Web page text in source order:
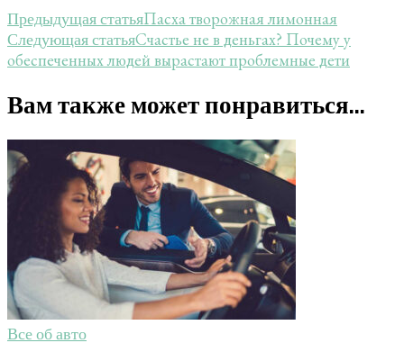
Предыдущая статьяПасха творожная лимонная
Следующая статьяСчастье не в деньгах? Почему у
обеспеченных людей вырастают проблемные дети
Вам также может понравиться...
Все об авто